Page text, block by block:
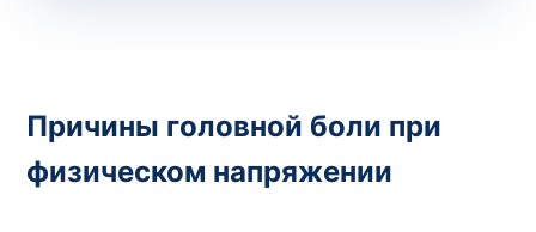
Причины головной боли при
физическом напряжении